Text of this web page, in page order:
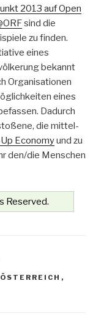
2013 auf Open
sind die
zu finden.
eines
bekannt
Organisationen
eines
Dadurch
die mittel-
Economyund zu
den/die Menschen
Reserved.
ÖSTERREICH ,